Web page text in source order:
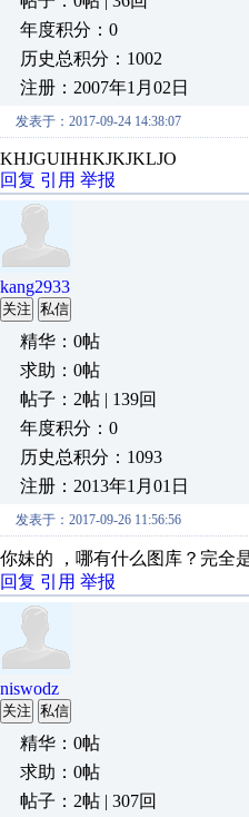
年度积分：0
历史总积分：1002
注册：2007年1月02日
发表于：2017-09-24 14:38:07
KHJGUIHHKJKJKLJO
回复 引用 举报
kang2933
关注 私信
精华：0帖
求助：0帖
帖子：2帖 | 139回
年度积分：0
历史总积分：1093
注册：2013年1月01日
发表于：2017-09-26 11:56:56
你妹的 ，哪有什么图库？完全
回复 引用 举报
niswodz
关注 私信
精华：0帖
求助：0帖
帖子：2帖 | 307回